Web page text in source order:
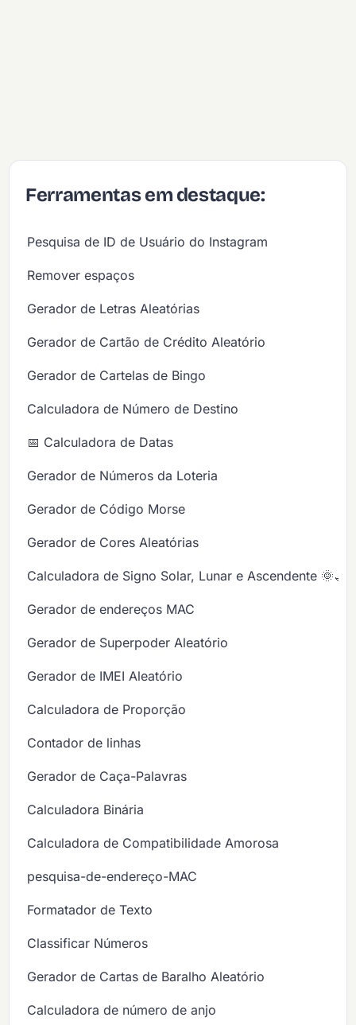
Ferramentas em destaque:
Pesquisa de ID de Usuário do Instagram
Remover espaços
Gerador de Letras Aleatórias
Gerador de Cartão de Crédito Aleatório
Gerador de Cartelas de Bingo
Calculadora de Número de Destino
📅 Calculadora de Datas
Gerador de Números da Loteria
Gerador de Código Morse
Gerador de Cores Aleatórias
Calculadora de Signo Solar, Lunar e Ascendente
Gerador de endereços MAC
Gerador de Superpoder Aleatório
Gerador de IMEI Aleatório
Calculadora de Proporção
Contador de linhas
Gerador de Caça-Palavras
Calculadora Binária
Calculadora de Compatibilidade Amorosa
pesquisa-de-endereço-MAC
Formatador de Texto
Classificar Números
Gerador de Cartas de Baralho Aleatório
Calculadora de número de anjo